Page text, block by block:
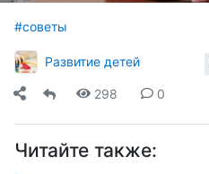
#советы
Развитие детей
298 0
Читайте также: